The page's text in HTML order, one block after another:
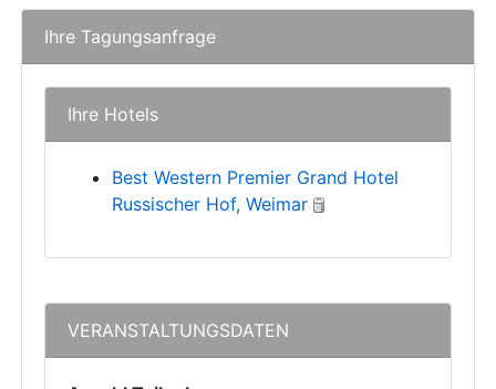
Ihre Tagungsanfrage
Ihre Hotels
Best Western Premier Grand Hotel
Russischer Hof, Weimar
VERANSTALTUNGSDATEN